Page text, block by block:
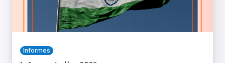
Informes